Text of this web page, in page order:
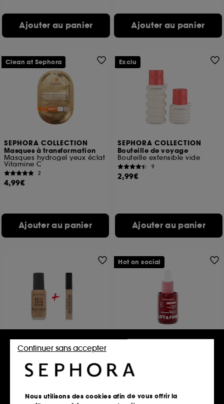
Ajouter au panier Ajouter au panier
SEPHORA COLLECTION
Masques à transformation
Masques hydrogel yeux éclat
Vitamine C
2
4,99€
Ajouter au panier
Clean at Sephora
SEPHORA COLLECTION
Bouteille de voyage
Bouteille extensible vide
9
2,99€
Ajouter au panier
Exclu
SEPHORA COLLECTION
Duo teint parfait Naturel
33,98€
2 produits 23,99€
Hot on social
Nous utilisons des cookies afin de vous offrir la
Continuer sans accepter